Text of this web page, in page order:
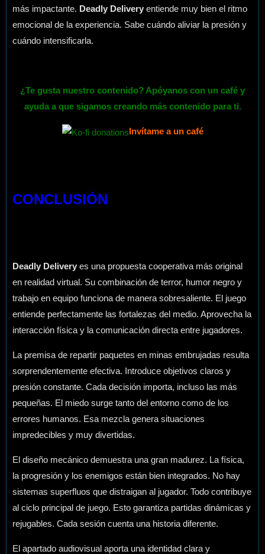
más impactante. Deadly Delivery entiende muy bien el ritmo
emocional de la experiencia. Sabe cuándo aliviar la presión y
cuándo intensificarla.
¿Te gusta nuestro contenido? Apóyanos con un café y
ayuda a que sigamos creando más contenido para ti.
Invítame a un café
CONCLUSIÓN
Deadly Delivery es una propuesta cooperativa más original
en realidad virtual. Su combinación de terror, humor negro y
trabajo en equipo funciona de manera sobresaliente. El juego
entiende perfectamente las fortalezas del medio. Aprovecha la
interacción física y la comunicación directa entre jugadores.
La premisa de repartir paquetes en minas embrujadas resulta
sorprendentemente efectiva. Introduce objetivos claros y
presión constante. Cada decisión importa, incluso las más
pequeñas. El miedo surge tanto del entorno como de los
errores humanos. Esa mezcla genera situaciones
impredecibles y muy divertidas.
El diseño mecánico demuestra una gran madurez. La física,
la progresión y los enemigos están bien integrados. No hay
sistemas superfluos que distraigan al jugador. Todo contribuye
al ciclo principal de juego. Esto garantiza partidas dinámicas y
rejugables. Cada sesión cuenta una historia diferente.
El apartado audiovisual aporta una identidad clara y